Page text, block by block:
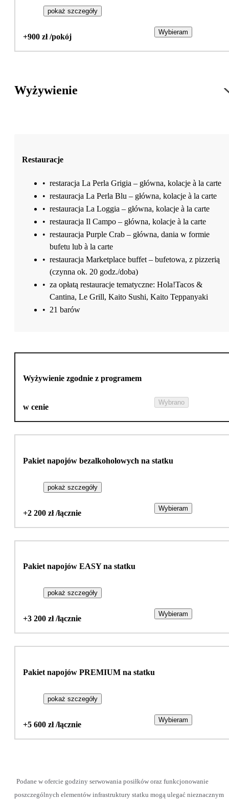
pokaż szczegóły
+900 zł /pokój
Wybieram
Wyżywienie
Restauracje
• restaracja La Perla Grigia – główna, kolacje à la carte
• restauracja La Perla Blu – główna, kolacje à la carte
• restauracja La Loggia – główna, kolacje à la carte
• restauracja Il Campo – główna, kolacje à la carte
• restauracja Purple Crab – główna, dania w formie
bufetu lub à la carte
• restauracja Marketplace buffet – bufetowa, z pizzerią
(czynna ok. 20 godz./doba)
• za opłatą restauracje tematyczne: Hola!Tacos &
Cantina, Le Grill, Kaito Sushi, Kaito Teppanyaki
• 21 barów
Wyżywienie zgodnie z programem
w cenie
Wybrano
Pakiet napojów bezalkoholowych na statku
pokaż szczegóły
+2 200 zł /łącznie
Wybieram
Pakiet napojów EASY na statku
pokaż szczegóły
+3 200 zł /łącznie
Wybieram
Pakiet napojów PREMIUM na statku
pokaż szczegóły
+5 600 zł /łącznie
Wybieram
Podane w ofercie godziny serwowania posiłków oraz funkcjonowanie
poszczególnych elementów infrastruktury statku mogą ulegać nieznacznym